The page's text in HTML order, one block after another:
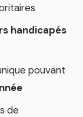
handicapés
pouvant
de